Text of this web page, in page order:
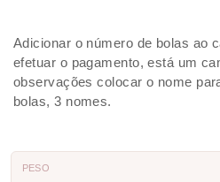
Adicionar o número de bolas ao
efetuar o pagamento, está um
observações colocar o nome
bolas, 3 nomes.
PESO